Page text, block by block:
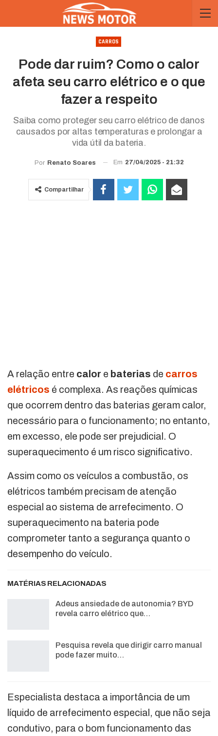
CARROS
Pode dar ruim? Como o calor
afeta seu carro elétrico e o que
fazer a respeito
Saiba como proteger seu carro elétrico de danos
causados por altas temperaturas e prolongar a
vida útil da bateria.
Por Renato Soares Em 27/04/2025 - 21:32
Compartilhar
A relação entre calor e baterias de carros
elétricos é complexa. As reações químicas
que ocorrem dentro das baterias geram calor,
necessário para o funcionamento; no entanto,
em excesso, ele pode ser prejudicial. O
superaquecimento é um risco significativo.
Assim como os veículos a combustão, os
elétricos também precisam de atenção
especial ao sistema de arrefecimento. O
superaquecimento na bateria pode
comprometer tanto a segurança quanto o
desempenho do veículo.
MATÉRIAS RELACIONADAS
Adeus ansiedade de autonomia? BYD
revela carro elétrico que…
Pesquisa revela que dirigir carro manual
pode fazer muito…
Especialista destaca a importância de um
líquido de arrefecimento especial, que não seja
condutivo, para o bom funcionamento das